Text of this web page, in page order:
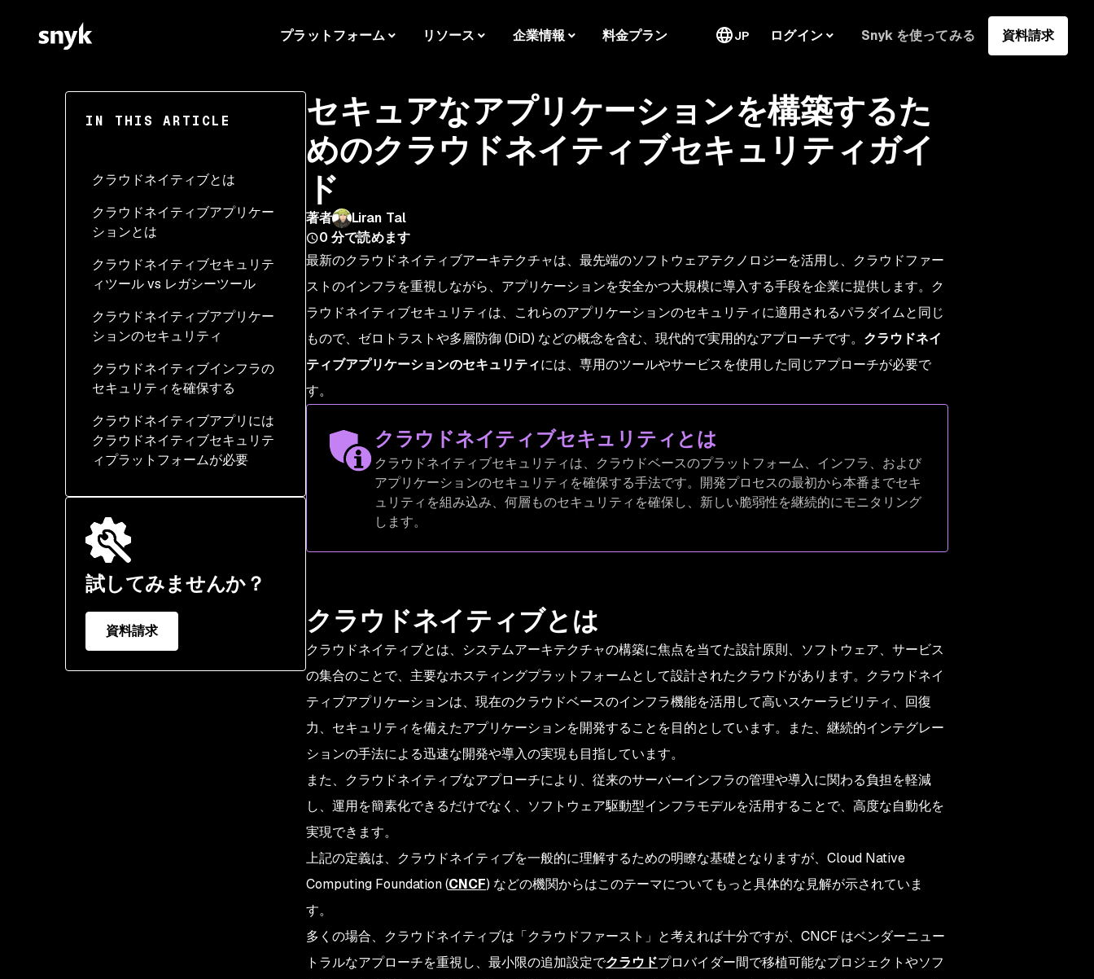
プラットフォーム リソース 企業情報 料金プラン JP ログイン Snyk を使ってみる 資料請求
IN THIS ARTICLE
クラウドネイティブとは
クラウドネイティブアプリケー
ションとは
クラウドネイティブセキュリテ
ィツール vs レガシーツール
クラウドネイティブアプリケー
ションのセキュリティ
クラウドネイティブインフラの
セキュリティを確保する
クラウドネイティブセキ
ュリティアーキテクチャ
とは
クラウドネイティブアプリには
クラウドネイティブセキュリテ
ィプラットフォームが必要
試してみませんか？
資料請求
セキュアなアプリケーションを構築するた
めのクラウドネイティブセキュリティガイ
ド
著者
Liran Tal
0 分で読めます
最新のクラウドネイティブアーキテクチャは、最先端のソフトウェアテクノロジーを活用し、クラウドファー
ストのインフラを重視しながら、アプリケーションを安全かつ大規模に導入する手段を企業に提供します。ク
ラウドネイティブセキュリティは、これらのアプリケーションのセキュリティに適用されるパラダイムと同じ
もので、ゼロトラストや多層防御 (DiD) などの概念を含む、現代的で実用的なアプローチです。 クラウドネイ
ティブアプリケーションのセキュリティには、専用のツールやサービスを使用した同じアプローチが必要で
す。
クラウドネイティブセキュリティとは
クラウドネイティブセキュリティは、クラウドベースのプラットフォーム、インフラ、および
アプリケーションのセキュリティを確保する手法です。開発プロセスの最初から本番までセキ
ュリティを組み込み、何層ものセキュリティを確保し、新しい脆弱性を継続的にモニタリング
します。
クラウドネイティブとは
クラウドネイティブとは、システムアーキテクチャの構築に焦点を当てた設計原則、ソフトウェア、サービス
の集合のことで、主要なホスティングプラットフォームとして設計されたクラウドがあります。クラウドネイ
ティブアプリケーションは、現在のクラウドベースのインフラ機能を活用して高いスケーラビリティ、回復
力、セキュリティを備えたアプリケーションを開発することを目的としています。また、継続的インテグレー
ションの手法による迅速な開発や導入の実現も目指しています。
また、クラウドネイティブなアプローチにより、従来のサーバーインフラの管理や導入に関わる負担を軽減
し、運用を簡素化できるだけでなく、ソフトウェア駆動型インフラモデルを活用することで、高度な自動化を
実現できます。
上記の定義は、クラウドネイティブを一般的に理解するための明瞭な基礎となりますが、Cloud Native
Computing Foundation (CNCF) などの機関からはこのテーマについてもっと具体的な見解が示されていま
す。
多くの場合、クラウドネイティブは「クラウドファースト」と考えれば十分ですが、CNCF はベンダーニュー
トラルなアプローチを重視し、最小限の追加設定でクラウドプロバイダー間で移植可能なプロジェクトやソフ